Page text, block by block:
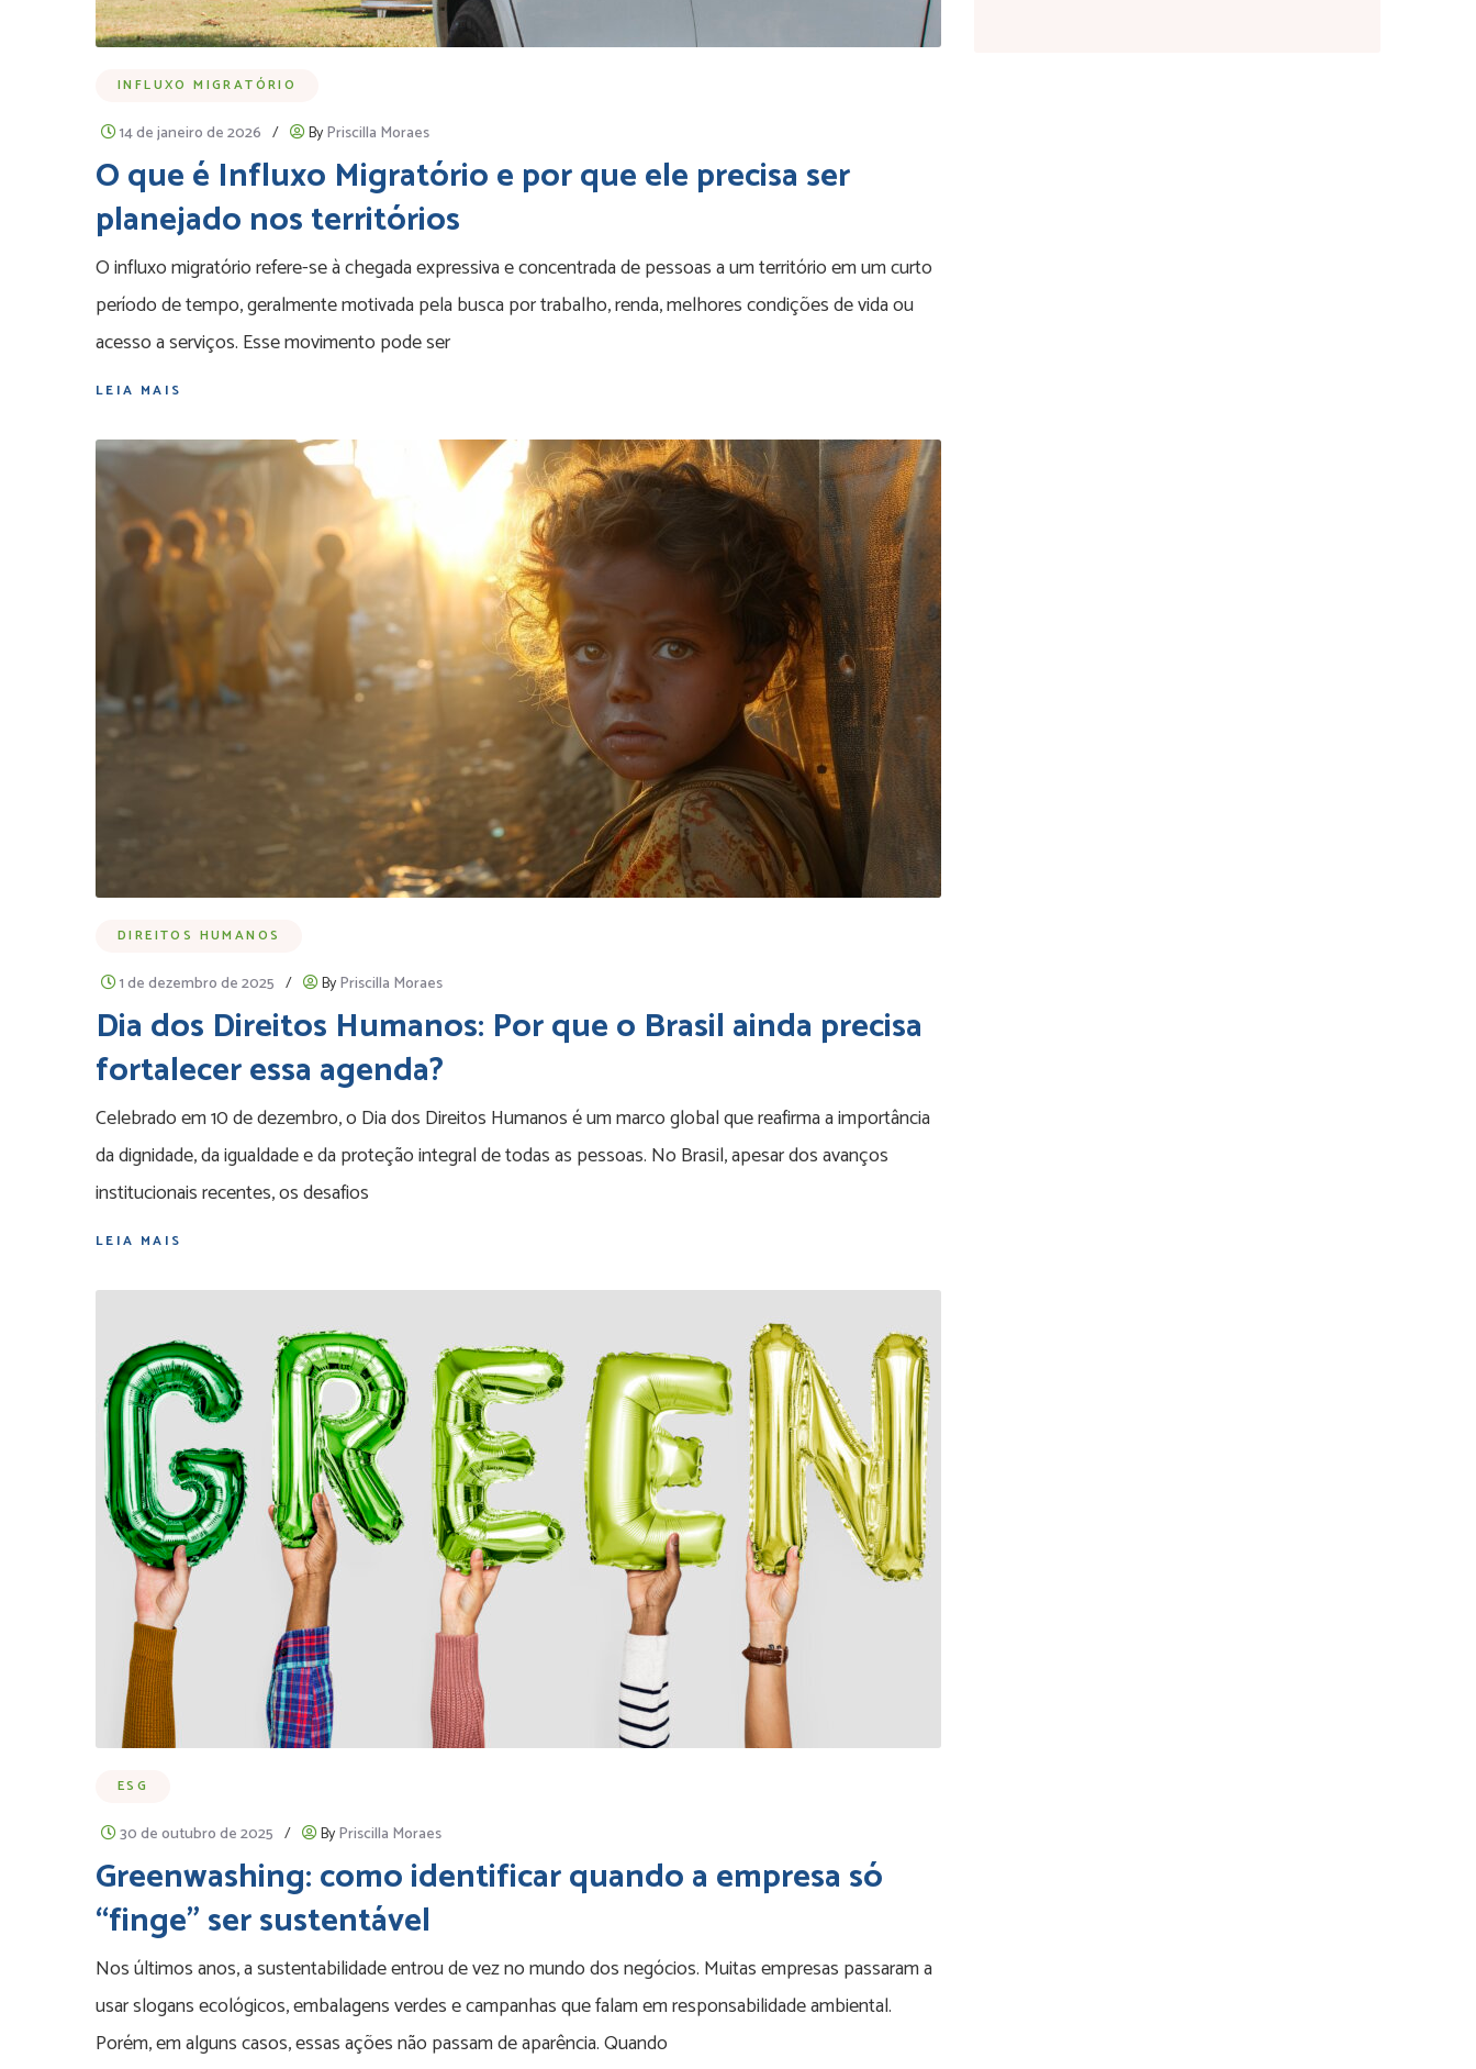
INFLUXO MIGRATÓRIO
14 de janeiro de 2026 / ByPriscilla Moraes
O que é Influxo Migratório e por que ele precisa ser
planejado nos territórios
O influxo migratório refere-se à chegada expressiva e concentrada de pessoas a um território em um curto
período de tempo, geralmente motivada pela busca por trabalho, renda, melhores condições de vida ou
acesso a serviços. Esse movimento pode ser
LEIA MAIS
DIREITOS HUMANOS
1 de dezembro de 2025 / ByPriscilla Moraes
Dia dos Direitos Humanos: Por que o Brasil ainda precisa
fortalecer essa agenda?
Celebrado em 10 de dezembro, o Dia dos Direitos Humanos é um marco global que reafirma a importância
da dignidade, da igualdade e da proteção integral de todas as pessoas. No Brasil, apesar dos avanços
institucionais recentes, os desafios
LEIA MAIS
ESG
30 de outubro de 2025 / ByPriscilla Moraes
Greenwashing: como identificar quando a empresa só
“finge” ser sustentável
Nos últimos anos, a sustentabilidade entrou de vez no mundo dos negócios. Muitas empresas passaram a
usar slogans ecológicos, embalagens verdes e campanhas que falam em responsabilidade ambiental.
Porém, em alguns casos, essas ações não passam de aparência. Quando